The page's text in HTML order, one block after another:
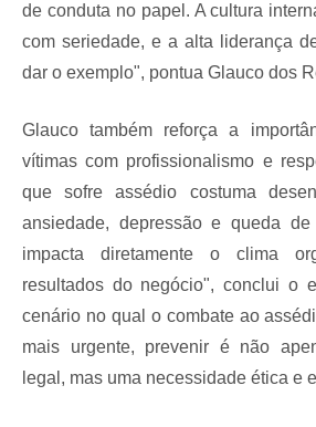
de conduta no papel. A cultura
com seriedade, e a alta liderança
dar o exemplo", pontua Glauco dos
Glauco também reforça a
vítimas com profissionalismo e
que sofre assédio costuma
ansiedade, depressão e queda de
impacta diretamente o clima
resultados do negócio", conclui o
cenário no qual o combate ao
mais urgente, prevenir é não
legal, mas uma necessidade ética e